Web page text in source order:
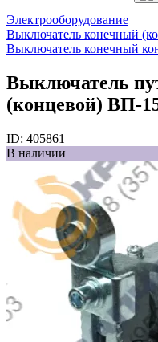
Электрооборудование
Выключатель конечный
Выключатель конечный
Выключатель
(концевой) ВП-
ID: 405861
В наличии